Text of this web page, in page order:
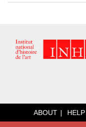
ABOUT HELP